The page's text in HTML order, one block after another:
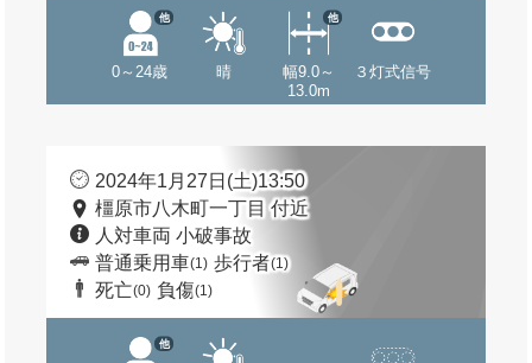
0～24歳
他
晴
幅9.0～
13.0m
他
３灯式信号
2024年1月27日(土)13:50
橿原市八木町一丁目 付近
人対車両 小破事故
普通乗用車(1) 歩行者(1)
死亡(0) 負傷(1)
他